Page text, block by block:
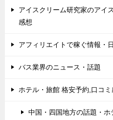
アイスクリーム研究家のアイ
感想
アフィリエイトで稼ぐ情報・
バス業界のニュース・話題
ホテル・旅館 格安予約,口コミ
中国・四国地方の話題・ホ